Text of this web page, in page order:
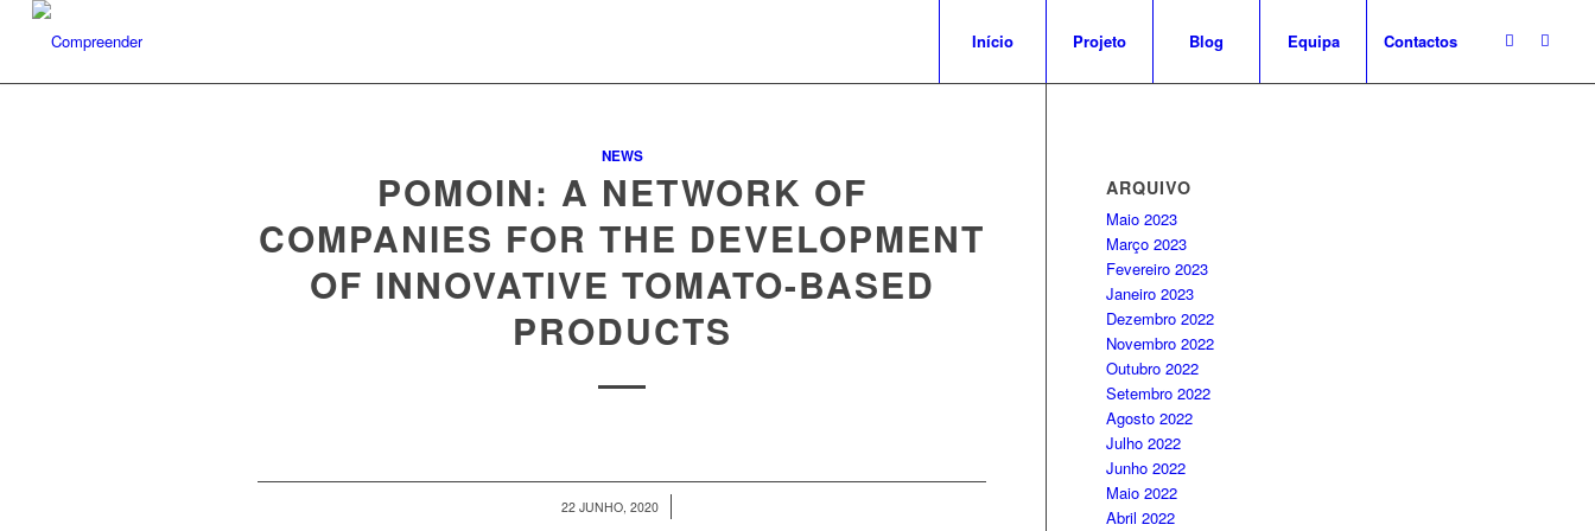
Início Projeto Blog Equipa Contactos
NEWS
POMOIN: A NETWORK OF
COMPANIES FOR THE DEVELOPMENT
OF INNOVATIVE TOMATO-BASED
PRODUCTS
22 JUNHO, 2020
/
ARQUIVO
Maio 2023
Março 2023
Fevereiro 2023
Janeiro 2023
Dezembro 2022
Novembro 2022
Outubro 2022
Setembro 2022
Agosto 2022
Julho 2022
Junho 2022
Maio 2022
Abril 2022